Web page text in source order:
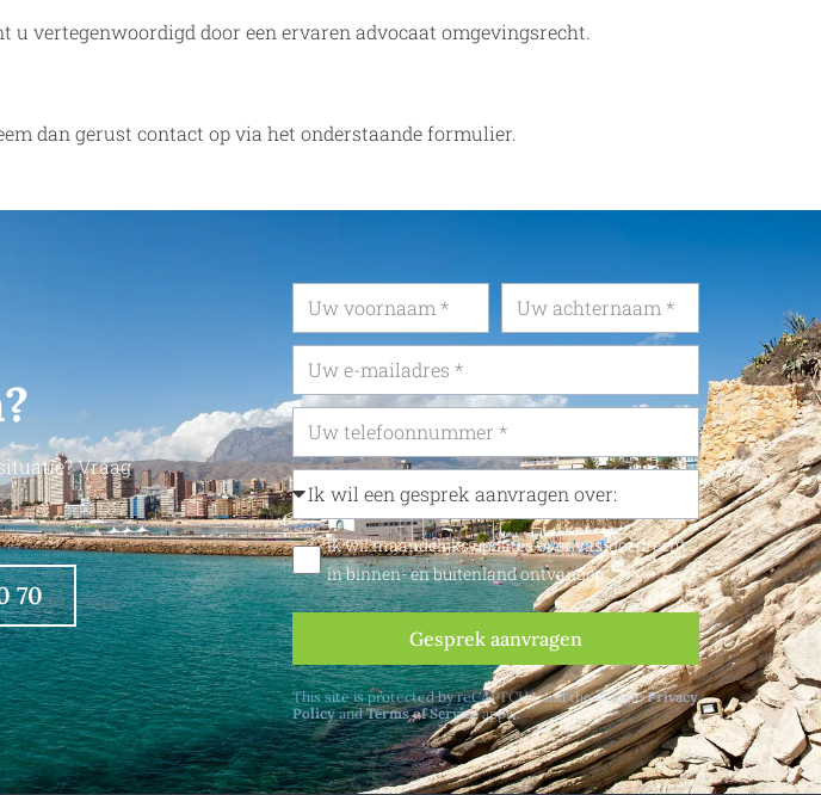
u vertegenwoordigd door een ervaren advocaat omgevingsrecht.
dan gerust contact op via het onderstaande formulier.
Vraag
70
Ik wil maandelijks updates over vastgoedrecht
in binnen- en buitenland ontvangen
Gesprek aanvragen
This site is protected by reCAPTCHA and the GooglePrivacy
PolicyandTerms of Serviceapply.